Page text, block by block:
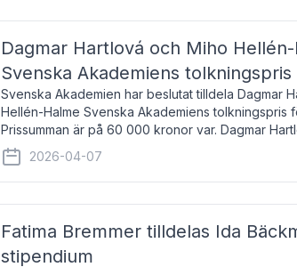
Dagmar Hartlová och Miho
Svenska Akademiens tolkningspris
Svenska Akademien har beslutat tilldela Dagmar
Hellén-Halme Svenska Akademiens tolkningspris
Prissumman är på 60 000 kronor var. Dagmar
översätter huvudsakligen från svenska till tjeckiska
2026-04-07
Fatima Bremmer tilldelas Ida
stipendium